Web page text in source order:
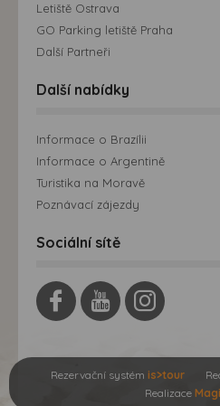
Letiště Ostrava
GO Parking letiště Praha
Další Partneři
Další nabídky
Informace o Brazílii
Informace o Argentině
Turistika na Moravě
Poznávací zájezdy
Sociální sítě
Rezervační systém is>tour
Realizace